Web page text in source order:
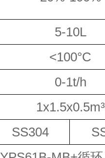
5-10L
<100°C
0-1t/h
1x1.5x0.5m³
SS304